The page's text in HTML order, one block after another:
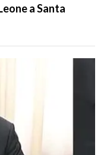
a Santa